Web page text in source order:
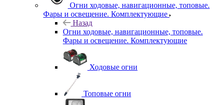
Огни ходовые, навигационные, топовые.
Фары и освещение. Комплектующие
Назад
Огни ходовые, навигационные, топовые.
Фары и освещение. Комплектующие
Ходовые огни
Топовые огни